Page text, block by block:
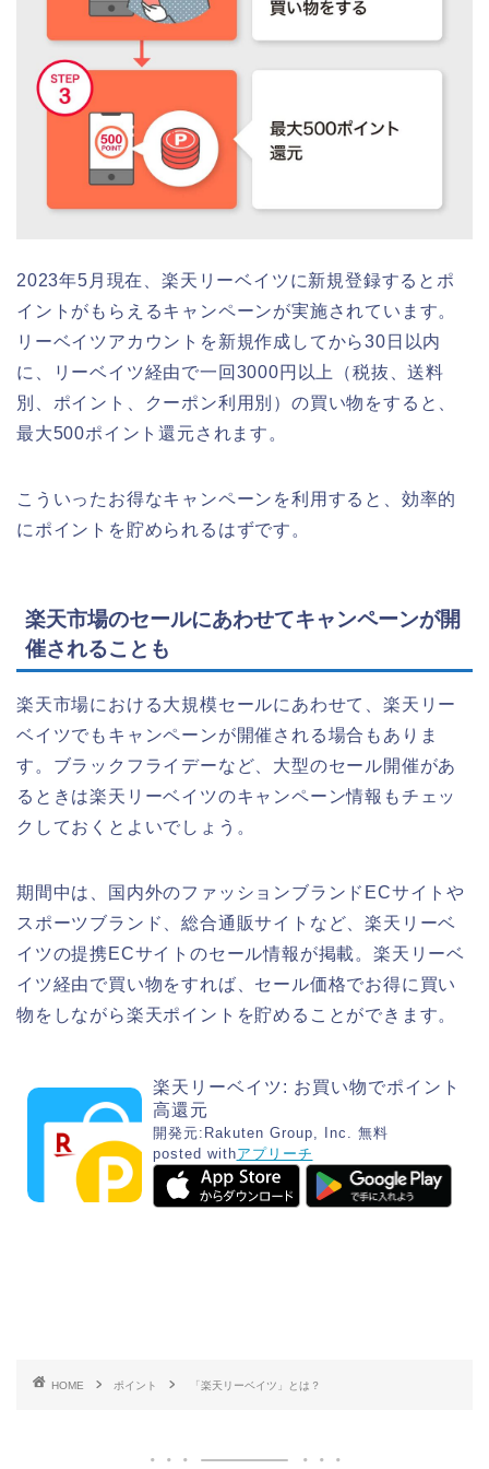
2023年5月現在、楽天リーベイツに新規登録するとポ
イントがもらえるキャンペーンが実施されています。
リーベイツアカウントを新規作成してから30日以内
に、リーベイツ経由で一回3000円以上（税抜、送料
別、ポイント、クーポン利用別）の買い物をすると、
最大500ポイント還元されます。
こういったお得なキャンペーンを利用すると、効率的
にポイントを貯められるはずです。
楽天市場のセールにあわせてキャンペーンが開
催されることも
楽天市場における大規模セールにあわせて、楽天リー
ベイツでもキャンペーンが開催される場合もありま
す。ブラックフライデーなど、大型のセール開催があ
るときは楽天リーベイツのキャンペーン情報もチェッ
クしておくとよいでしょう。
期間中は、国内外のファッションブランドECサイトや
スポーツブランド、総合通販サイトなど、楽天リーベ
イツの提携ECサイトのセール情報が掲載。楽天リーベ
イツ経由で買い物をすれば、セール価格でお得に買い
物をしながら楽天ポイントを貯めることができます。
楽天リーベイツ: お買い物でポイント
高還元
開発元: Rakuten Group, Inc. 無料
posted withアプリーチ
HOME ポイント 「楽天リーベイツ」とは？